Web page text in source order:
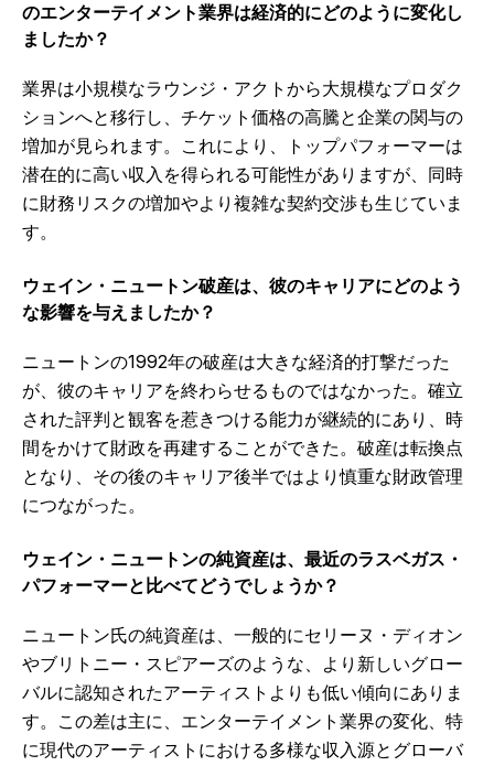
のエンターテイメント業界は経済的にどのように変化し
ましたか？
業界は小規模なラウンジ・アクトから大規模なプロダク
ションへと移行し、チケット価格の高騰と企業の関与の
増加が見られます。これにより、トップパフォーマーは
潜在的に高い収入を得られる可能性がありますが、同時
に財務リスクの増加やより複雑な契約交渉も生じていま
す。
ウェイン・ニュートン破産は、彼のキャリアにどのよう
な影響を与えましたか？
ニュートンの1992年の破産は大きな経済的打撃だった
が、彼のキャリアを終わらせるものではなかった。確立
された評判と観客を惹きつける能力が継続的にあり、時
間をかけて財政を再建することができた。破産は転換点
となり、その後のキャリア後半ではより慎重な財政管理
につながった。
ウェイン・ニュートンの純資産は、最近のラスベガス・
パフォーマーと比べてどうでしょうか？
ニュートン氏の純資産は、一般的にセリーヌ・ディオン
やブリトニー・スピアーズのような、より新しいグロー
バルに認知されたアーティストよりも低い傾向にありま
す。この差は主に、エンターテイメント業界の変化、特
に現代のアーティストにおける多様な収入源とグローバ